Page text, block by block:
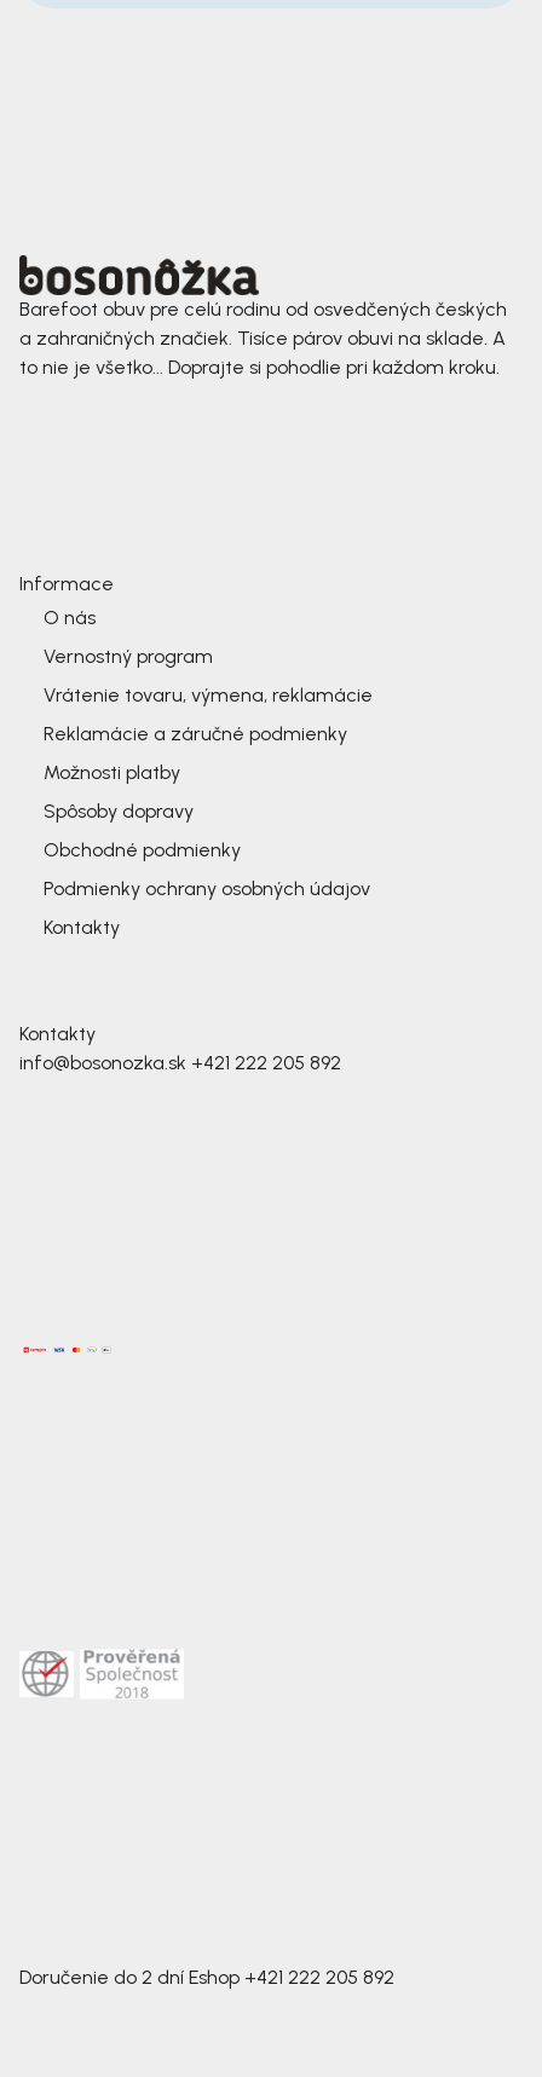
Barefoot obuv pre celú rodinu od osvedčených českých
a zahraničných značiek. Tisíce párov obuvi na sklade. A
to nie je všetko... Doprajte si pohodlie pri každom kroku.
Informace
O nás
Vernostný program
Vrátenie tovaru, výmena, reklamácie
Reklamácie a záručné podmienky
Možnosti platby
Spôsoby dopravy
Obchodné podmienky
Podmienky ochrany osobných údajov
Kontakty
Kontakty
info@bosonozka.sk +421 222 205 892
Doručenie do 2 dní Eshop +421 222 205 892